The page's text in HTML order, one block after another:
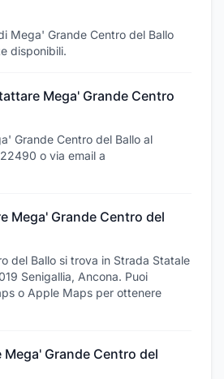
Mega' Grande Centro del Ballo
disponibili.
Mega' Grande Centro
Grande Centro del Ballo al
o via email a
Mega' Grande Centro del
del Ballo si trova in Strada Statale
Senigallia, Ancona. Puoi
o Apple Maps per ottenere
Grande Centro del